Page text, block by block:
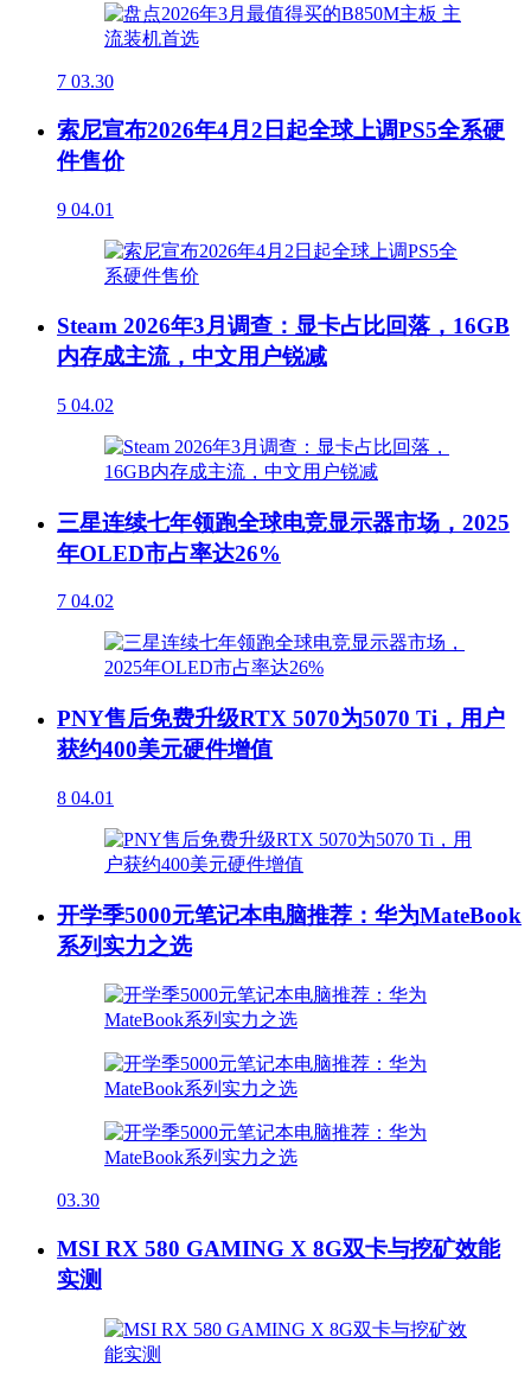
7 03.30
索尼宣布2026年4月2日起全球上调PS5全系硬
件售价
9 04.01
Steam 2026年3月调查：显卡占比回落，16GB
内存成主流，中文用户锐减
5 04.02
三星连续七年领跑全球电竞显示器市场，2025
年OLED市占率达26%
7 04.02
PNY售后免费升级RTX 5070为5070 Ti，用户
获约400美元硬件增值
8 04.01
开学季5000元笔记本电脑推荐：华为MateBook
系列实力之选
03.30
MSI RX 580 GAMING X 8G双卡与挖矿效能
实测